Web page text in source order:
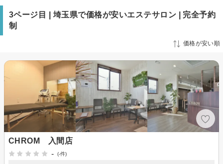
3ページ目 | 埼玉県で価格が安いエステサロン | 完全予約
制
価格が安い順
CHROM 入間店
-
(-件)